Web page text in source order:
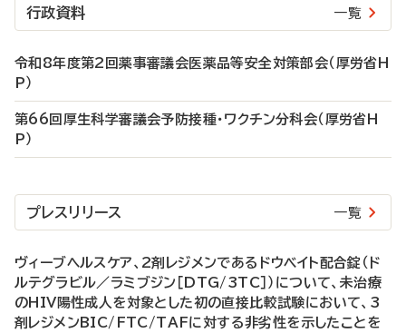
行政資料 一覧
令和8年度第2回薬事審議会医薬品等安全対策部会（厚労省H
P）
第66回厚生科学審議会予防接種・ワクチン分科会（厚労省H
P）
プレスリリース 一覧
ヴィーブヘルスケア、2剤レジメンであるドウベイト配合錠（ド
ルテグラビル／ラミブジン［DTG/3TC］）について、未治療
のHIV陽性成人を対象とした初の直接比較試験において、3
剤レジメンBIC/FTC/TAFに対する非劣性を示したことを